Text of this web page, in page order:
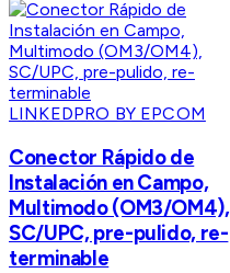
LINKEDPRO BY EPCOM
Conector Rápido de
Instalación en Campo,
Multimodo (OM3/OM4),
SC/UPC, pre-pulido, re-
terminable